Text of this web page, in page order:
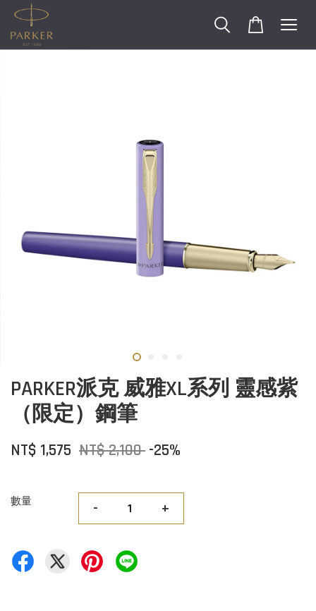
PARKER派克 威雅XL系列 靈感紫
（限定）鋼筆
NT$ 1,575 NT$ 2,100 -25%
數量 - +